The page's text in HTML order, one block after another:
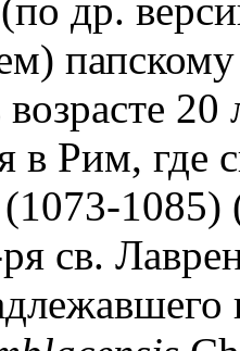
др.
возрасте
в Рим, где
1085)
св.